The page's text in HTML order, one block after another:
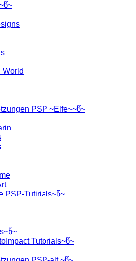
PSP ~Elfe~~წ~
PSP-Tutirials~წ~
Tutorials~წ~